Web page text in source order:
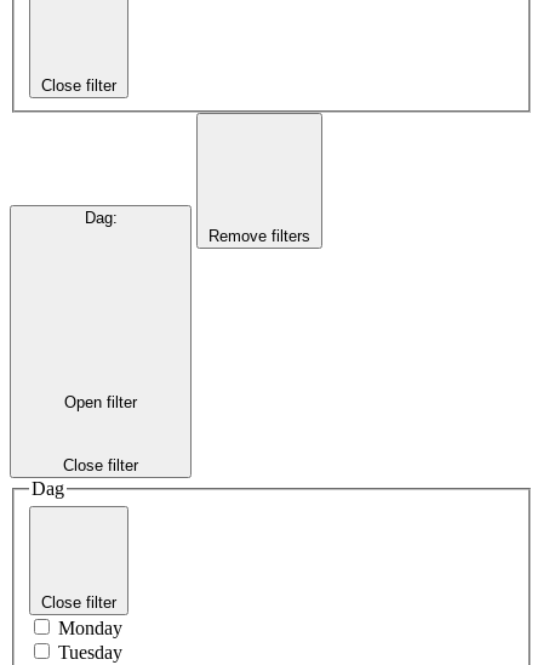
Close filter
Dag:
Open filter
Close filter
Remove filters
Dag
Close filter
Monday
Tuesday